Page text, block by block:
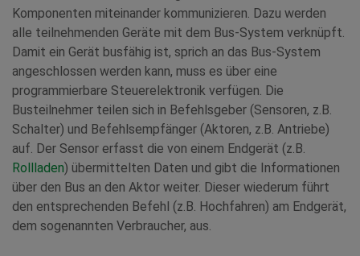
Komponenten miteinander kommunizieren. Dazu werden
alle teilnehmenden Geräte mit dem Bus-System verknüpft.
Damit ein Gerät busfähig ist, sprich an das Bus-System
angeschlossen werden kann, muss es über eine
programmierbare Steuerelektronik verfügen. Die
Busteilnehmer teilen sich in Befehlsgeber (Sensoren, z.B.
Schalter) und Befehlsempfänger (Aktoren, z.B. Antriebe)
auf. Der Sensor erfasst die von einem Endgerät (z.B.
Rollladen) übermittelten Daten und gibt die Informationen
über den Bus an den Aktor weiter. Dieser wiederum führt
den entsprechenden Befehl (z.B. Hochfahren) am Endgerät,
dem sogenannten Verbraucher, aus.